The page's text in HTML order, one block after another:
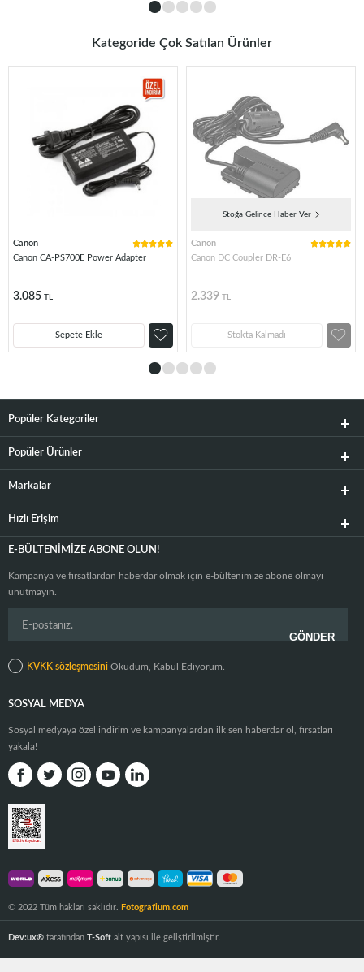
Kategoride Çok Satılan Ürünler
Canon
Canon CA-PS700E Power Adapter
3.085 TL
Sepete Ekle
Stoğa Gelince Haber Ver
Canon
Canon DC Coupler DR-E6
2.339 TL
Stokta Kalmadı
Popüler Kategoriler
Popüler Ürünler
Markalar
Hızlı Erişim
E-BÜLTENIMIZE ABONE OLUN!
Kampanya ve fırsatlardan haberdar olmak için e-bültenimize abone olmayı
unutmayın.
KVKK sözleşmesini Okudum, Kabul Ediyorum.
SOSYAL MEDYA
Sosyal medyaya özel indirim ve kampanyalardan ilk sen haberdar ol, fırsatları
yakala!
© 2022 Tüm hakları saklıdır. Fotografium.com
Dev:ux® tarafından T-Soft alt yapısı ile geliştirilmiştir.